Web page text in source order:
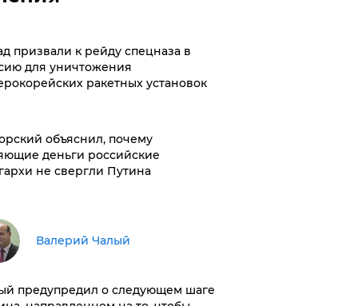
призвали к рейду спецназа в
для уничтожения
ракетных установок
объяснил, почему
деньги российские
не свергли Путина
Валерий Чалый
предупредил о следующем шаге